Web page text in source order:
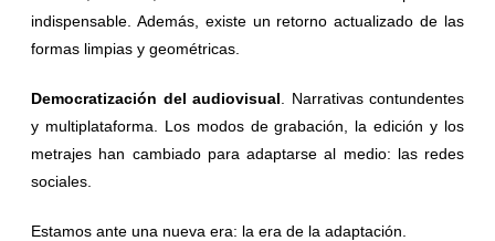
indispensable. Además, existe un retorno actualizado de las
formas limpias y geométricas.
Democratización del audiovisual . Narrativas contundentes
y multiplataforma. Los modos de grabación, la edición y los
metrajes han cambiado para adaptarse al medio: las redes
sociales.
Estamos ante una nueva era: la era de la adaptación.